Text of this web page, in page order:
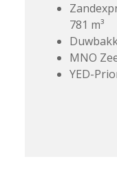
781 m³
MNO
YED-